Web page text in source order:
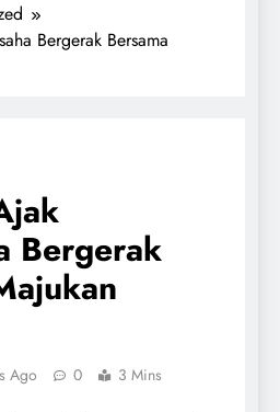
Bergerak Bersama
Bergerak
Ago 0 3 Mins